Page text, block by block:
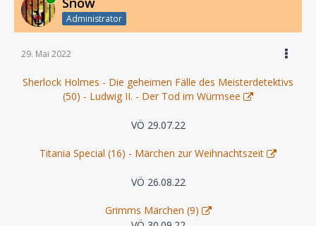
Administrator
29. Mai 2022
Sherlock Holmes - Die geheimen Fälle des Meisterdetektivs
(50) - Ludwig II. - Der Tod im Würmsee
VÖ 29.07.22
Titania Special (16) - Märchen zur Weihnachtszeit
VÖ 26.08.22
Grimms Märchen (9)